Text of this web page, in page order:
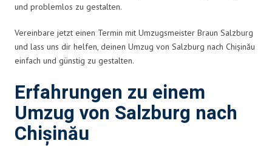
und problemlos zu gestalten.
Vereinbare jetzt einen Termin mit Umzugsmeister Braun Salzburg
und lass uns dir helfen, deinen Umzug von Salzburg nach Chișinău
einfach und günstig zu gestalten.
Erfahrungen zu einem
Umzug von Salzburg nach
Chișinău